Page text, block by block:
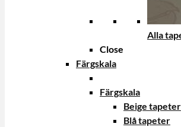
Alla
Close
Färgskala
Färgskala
Beige tapeter
Blå tapeter